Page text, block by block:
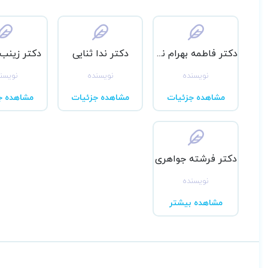
دکتر فاطمه بهرام نژاد
نویسنده
مشاهده جزئیات
دکتر ندا ثنایی
نویسنده
مشاهده جزئیات
دکتر
مشاهده
دکتر فرشته جواهری
نویسنده
مشاهده بیشتر